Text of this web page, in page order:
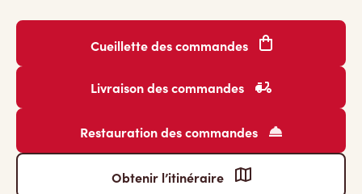
Cueillette des commandes
Livraison des commandes
Restauration des commandes
Obtenir l’itinéraire